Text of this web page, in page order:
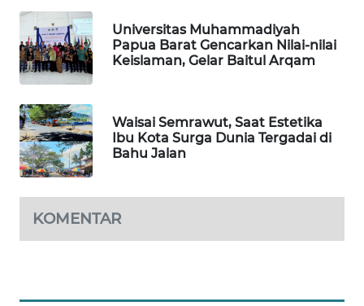
Universitas Muhammadiyah
Papua Barat Gencarkan Nilai-nilai
Keislaman, Gelar Baitul Arqam
Waisai Semrawut, Saat Estetika
Ibu Kota Surga Dunia Tergadai di
Bahu Jalan
KOMENTAR
SIDIKALANG
NEWS
SIBARAGAS
METRO
SIANTAR
NEWS
METRO
METRO